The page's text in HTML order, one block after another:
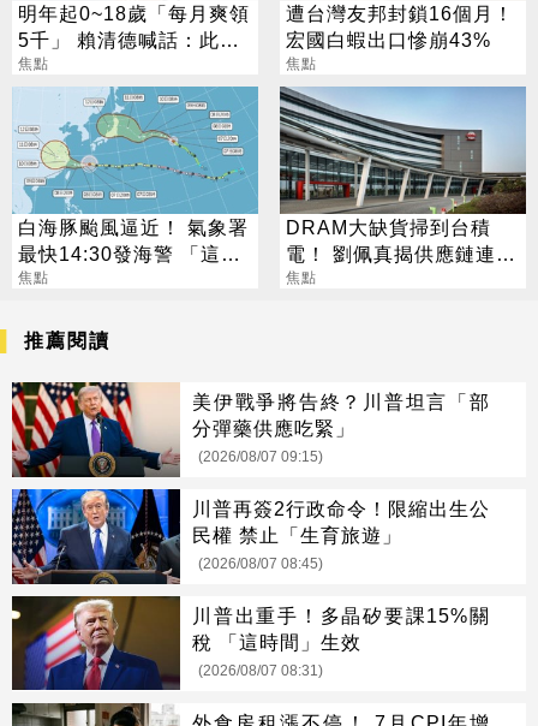
明年起0~18歲「每月爽領
5千」 賴清德喊話：此時
不生待何時
焦點
遭台灣友邦封鎖16個月！
宏國白蝦出口慘崩43%
焦點
白海豚颱風逼近！ 氣象署
最快14:30發海警 「這
天」風雨最猛烈
焦點
DRAM大缺貨掃到台積
電！ 劉佩真揭供應鏈連鎖
效應
焦點
推薦閱讀
美伊戰爭將告終？川普坦言「部
分彈藥供應吃緊」
(2026/08/07 09:15)
川普再簽2行政命令！限縮出生公
民權 禁止「生育旅遊」
(2026/08/07 08:45)
川普出重手！多晶矽要課15%關
稅 「這時間」生效
(2026/08/07 08:31)